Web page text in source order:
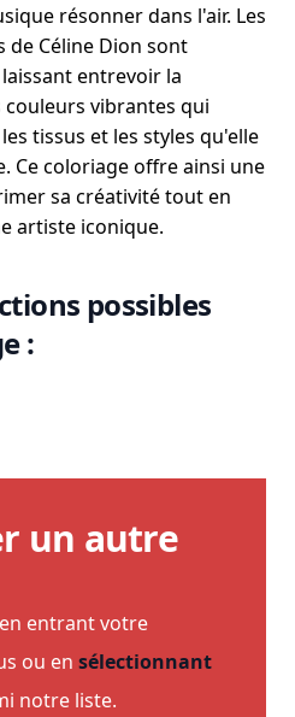
résonner dans l'air. Les
Céline Dion sont
entrevoir la
vibrantes qui
tissus et les styles qu'elle
Ce coloriage offre ainsi une
sa créativité tout en
artiste iconique.
possibles
:
de coeurs
un autre
entrant votre
ou en sélectionnant
notre liste.